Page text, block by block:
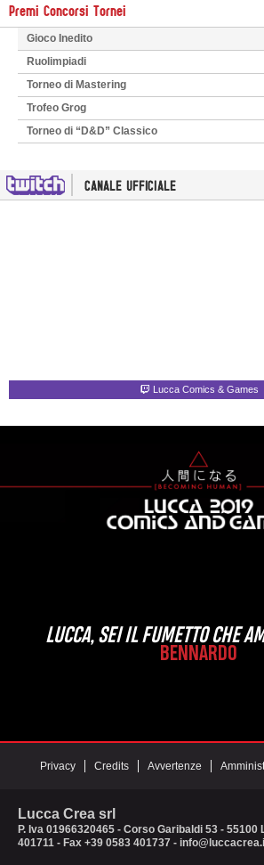
Premi Concorsi Tornei
Gioco Inedito
Ruolimpiadi
Torneo di Mastering
Trofeo Grog
Torneo di “D&D” Classico
Lucca Comics & Games
LUCCA, SEI IL FUMETTO CHE
BENNARDO
OGNI ANNO A LUCCA LE
NUVOLE SULLE LABBRA, QUI
Privacy Credits Avvertenze
Lucca Crea srl
P. Iva 01966320465 - Corso Garibaldi 53 - 55100
401711 - Fax +39 0583 401737 -